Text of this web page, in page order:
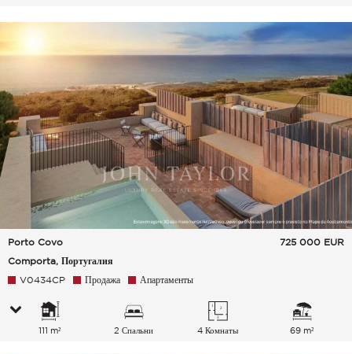
Porto Covo
Comporta, Португалия
725 000 EUR
V0434CP Продажа Апартаменты
111 m² 2 Спальни 4 Комнаты 69 m²